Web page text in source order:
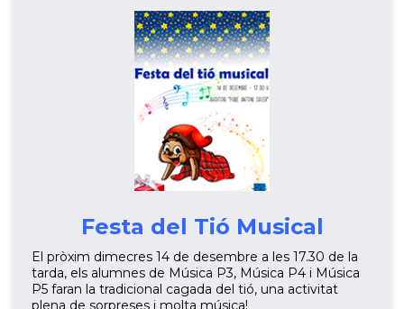
Festa del Tió Musical
El pròxim dimecres 14 de desembre a les 17.30 de la
tarda, els alumnes de Música P3, Música P4 i Música
P5 faran la tradicional cagada del tió, una activitat